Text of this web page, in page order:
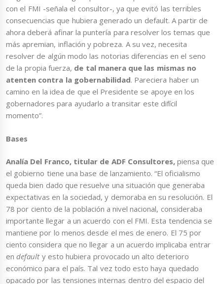
con el FMI -señala el consultor-, ya que evitó las terribles
consecuencias que hubiera generado un default. A partir de
ahora deberá afinar la puntería para resolver los temas que
más apremian, inflación y pobreza. A su vez, necesita
resolver de algún modo las notorias diferencias en el seno
de la propia fuerza, de tal manera que las mismas no
atenten contra la gobernabilidad. Pareciera haber un
camino en la idea de que el Presidente se apoye en los
gobernadores para ayudarlo a transitar este difícil
momento”.
Bases
Analía Del Franco, titular de ADF Consultores,piensa que
el gobierno tiene una base de lanzamiento. “El oficialismo
queda bien dado que resuelve una situación que generaba
expectativas en la sociedad, y demoraba en su resolución. El
78 por ciento de la población a nivel nacional, consideraba
importante llegar a un acuerdo con el FMI. Esta tendencia se
mantiene por lo menos desde el mes de enero. El 75 por
ciento considera que no llegar a un acuerdo implicaba entrar
endefaulty esto hubiera provocado un alto deterioro
económico para el país. Tal vez todo esto haya quedado
opacado por las tensiones internas dentro del espacio del